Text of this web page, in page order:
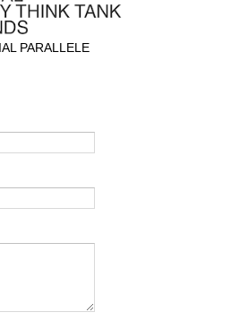
PARALLELE